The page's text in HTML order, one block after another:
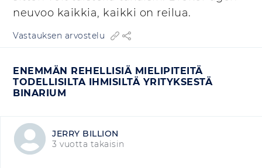
neuvoo kaikkia, kaikki on reilua.
Vastauksen arvostelu
ENEMMÄN REHELLISIÄ MIELIPITEITÄ
TODELLISILTA IHMISILTÄ YRITYKSESTÄ
BINARIUM
JERRY BILLION
3 vuotta takaisin